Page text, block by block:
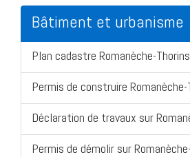
Bâtiment et urbanisme
Plan cadastre Romanèche-Thorins
Permis de construire Romanèche-
Déclaration de travaux sur
Permis de démolir sur